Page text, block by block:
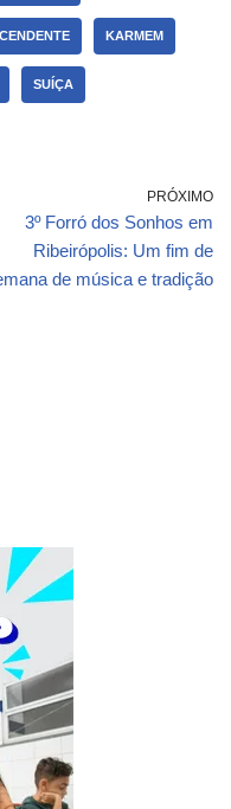
KARMEM
SUÍÇA
PRÓXIMO
3º Forró dos Sonhos em
Ribeirópolis: Um fim de
de música e tradição